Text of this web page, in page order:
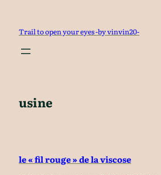
contenu
Trail to open your eyes -by vinvin20-
usine
le « fil rouge » de la viscose